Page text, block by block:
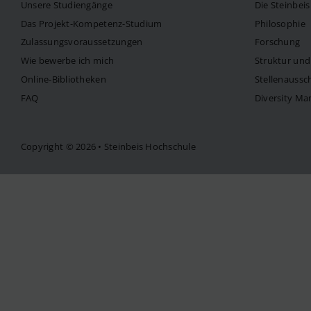
Unsere Studiengänge
Das Projekt-Kompetenz-Studium
Zulassungsvoraussetzungen
Wie bewerbe ich mich
Online-Bibliotheken
FAQ
Die
Philosophie
Forschung
Struktur
Diversity
Copyright © 2026 • Steinbeis Hochschule